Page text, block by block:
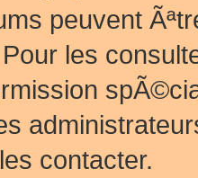
peuvent
les
contacter.